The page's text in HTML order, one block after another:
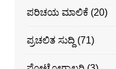
ಪರಿಚಯ ಮಾಲಿಕೆ(20)
ಪ್ರಚಲಿತ ಸುದ್ದಿ (71)